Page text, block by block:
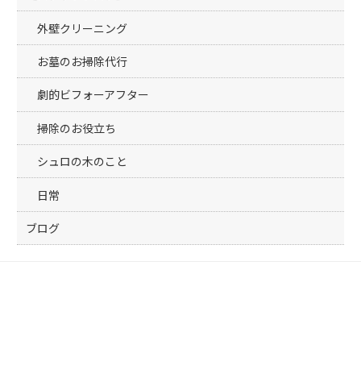
外壁クリーニング
お墓のお掃除代行
劇的ビフォーアフター
掃除のお役立ち
シュロの木のこと
日常
ブログ